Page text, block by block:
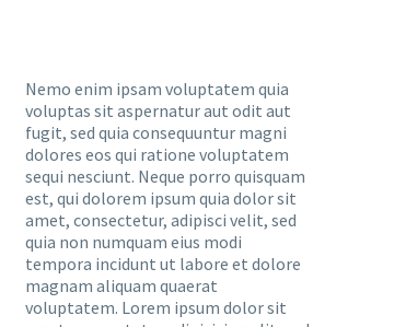
Nemo enim ipsam voluptatem quia
voluptas sit aspernatur aut odit aut
fugit, sed quia consequuntur magni
dolores eos qui ratione voluptatem
sequi nesciunt. Neque porro quisquam
est, qui dolorem ipsum quia dolor sit
amet, consectetur, adipisci velit, sed
quia non numquam eius modi
tempora incidunt ut labore et dolore
magnam aliquam quaerat
voluptatem. Lorem ipsum dolor sit